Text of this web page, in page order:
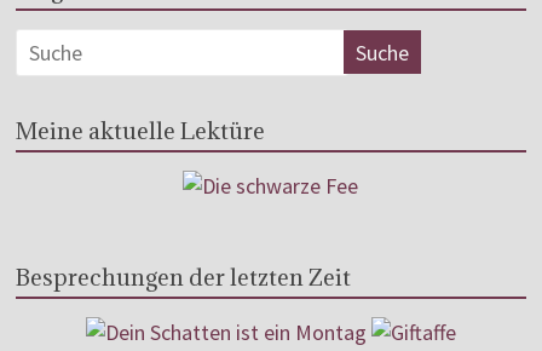
Meine aktuelle Lektüre
Besprechungen der letzten Zeit